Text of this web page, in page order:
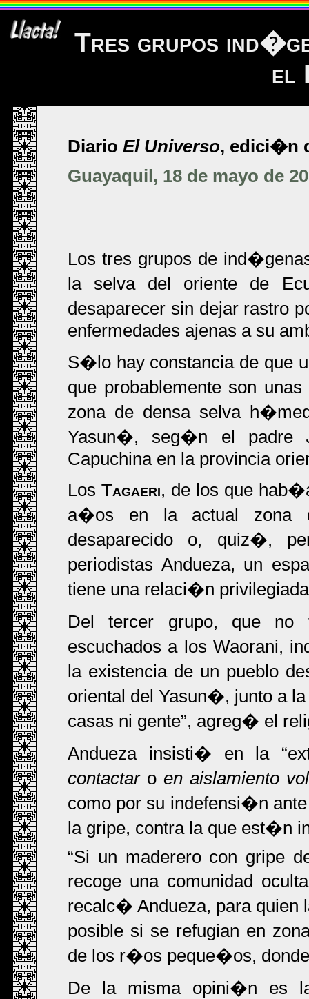
Tres grupos
el
Diario El Universo, edici�n
Guayaquil, 18 de mayo de
Los tres grupos de
la selva del oriente de
desaparecer sin dejar rastro
enfermedades ajenas a su
S�lo hay constancia de que
que probablemente son
zona de densa selva
Yasun�, seg�n el padre
Capuchina en la provincia
Los Tagaeri, de los que
a�os en la actual zona
desaparecido o, quiz�,
periodistas Andueza, un
tiene una relaci�n
Del tercer grupo, que
escuchados a los Waorani,
la existencia de un pueblo
oriental del Yasun�, junto a
casas ni gente , agreg� el
Andueza insisti� en la
contactaro en aislamiento
como por su indefensi�n
la gripe, contra la que est�n
Si un maderero con gripe
recoge una comunidad
recalc� Andueza, para quien
posible si se refugian en
de los r�os peque�os,
De la misma opini�n es